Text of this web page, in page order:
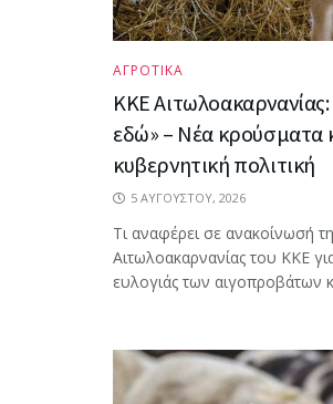
ΑΓΡΟΤΙΚΑ
ΚΚΕ Αιτωλοακαρνανίας:
εδώ» – Νέα κρούσματα
κυβερνητική πολιτική
5 ΑΥΓΟΎΣΤΟΥ, 2026
Τι αναφέρει σε ανακοίνωσή
Αιτωλοακαρνανίας του ΚΚΕ
ευλογιάς των αιγοπροβάτων